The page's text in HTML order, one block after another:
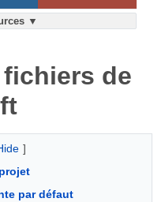
▼
de
]
par défaut